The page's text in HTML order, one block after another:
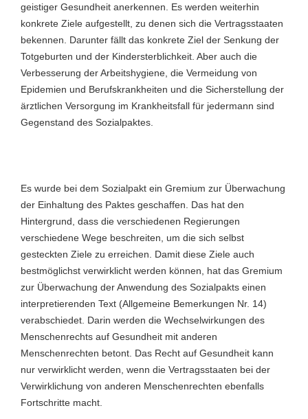
geistiger Gesundheit anerkennen. Es werden weiterhin
konkrete Ziele aufgestellt, zu denen sich die Vertragsstaaten
bekennen. Darunter fällt das konkrete Ziel der Senkung der
Totgeburten und der Kindersterblichkeit. Aber auch die
Verbesserung der Arbeitshygiene, die Vermeidung von
Epidemien und Berufskrankheiten und die Sicherstellung der
ärztlichen Versorgung im Krankheitsfall für jedermann sind
Gegenstand des Sozialpaktes.
Es wurde bei dem Sozialpakt ein Gremium zur Überwachung
der Einhaltung des Paktes geschaffen. Das hat den
Hintergrund, dass die verschiedenen Regierungen
verschiedene Wege beschreiten, um die sich selbst
gesteckten Ziele zu erreichen. Damit diese Ziele auch
bestmöglichst verwirklicht werden können, hat das Gremium
zur Überwachung der Anwendung des Sozialpakts einen
interpretierenden Text (Allgemeine Bemerkungen Nr. 14)
verabschiedet. Darin werden die Wechselwirkungen des
Menschenrechts auf Gesundheit mit anderen
Menschenrechten betont. Das Recht auf Gesundheit kann
nur verwirklicht werden, wenn die Vertragsstaaten bei der
Verwirklichung von anderen Menschenrechten ebenfalls
Fortschritte macht.